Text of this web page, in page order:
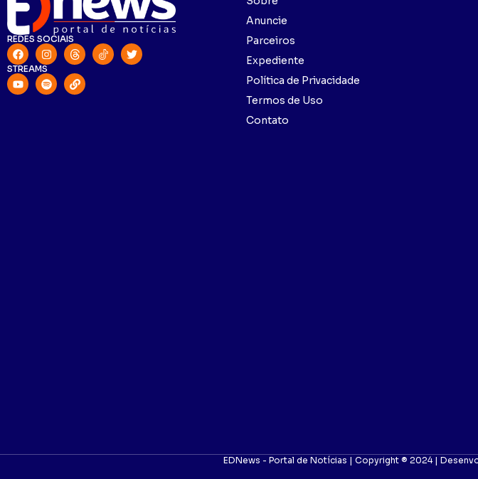
REDES SOCIAIS
STREAMS
Anuncie
Parceiros
Expediente
Política de Privacidade
Termos de Uso
Contato
EDNews - Portal de Notícias | Copyright ® 2024 |